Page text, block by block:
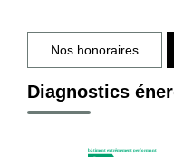
Nos honoraires
Diagnostics